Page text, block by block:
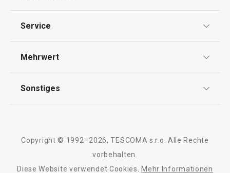
Impressum
Service
Rückgabe von Waren/Reklamation
Mehrwert
Sonstiges
Copyright © 1992–2026, TESCOMA s.r.o. Alle Rechte
vorbehalten.
Diese Website verwendet Cookies.
Mehr Informationen